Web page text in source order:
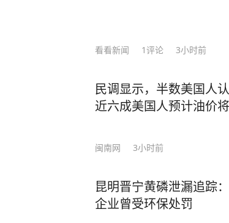
在小院，开始认真地倾听自
越来越感觉到，当你强迫
寂下来，不再被饭局、人
亦或是学习一项特长，陶冶性情，修炼内心。 有一
有了喧嚣，却多了“质量”，你
闹填补空虚，优秀的人以
许三多，一个人独守军营
平凡的小事做好，就是不平凡。 他一个人跑步，一个人修炼自己的内心
造了优良的品格。最终被成为
看看新闻 1评论 3小时前
民调显示，半数美国人
近六成美国人预计油价
闽南网 3小时前
昆明晋宁黄磷泄漏追踪
企业曾受环保处罚